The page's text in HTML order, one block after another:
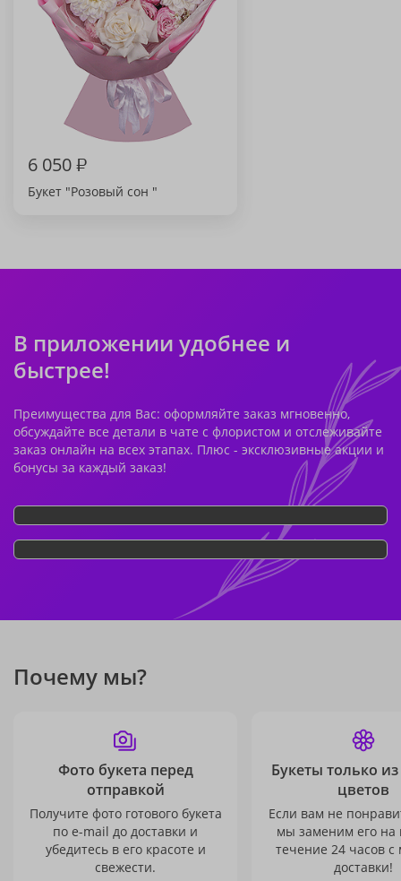
6 050₽
Букет "Розовый сон "
В приложении удобнее и
быстрее!
Преимущества для Вас: оформляйте заказ мгновенно,
обсуждайте все детали в чате с флористом и отслеживайте
заказ онлайн на всех этапах. Плюс - эксклюзивные акции и
бонусы за каждый заказ!
Почему мы?
Фото букета перед
отправкой
Получите фото готового букета
по e-mail до доставки и
убедитесь в его красоте и
свежести.
Букеты только
цветов
Если вам не
мы заменим его на
течение 24 часов с
доставки!